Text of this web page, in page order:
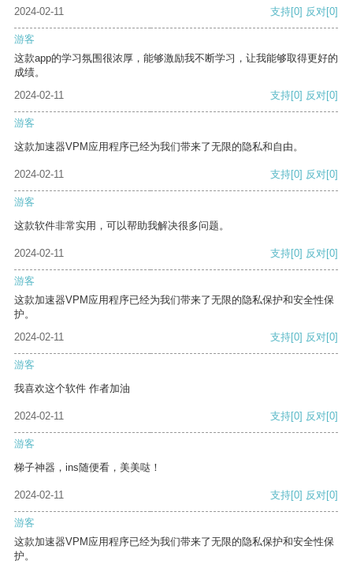
2024-02-11 支持[0] 反对[0]
游客
这款app的学习氛围很浓厚，能够激励我不断学习，让我能够取得更好的
成绩。
2024-02-11
支持[0] 反对[0]
游客
这款加速器VPM应用程序已经为我们带来了无限的隐私和自由。
2024-02-11 支持[0] 反对[0]
游客
这款软件非常实用，可以帮助我解决很多问题。
2024-02-11 支持[0] 反对[0]
游客
这款加速器VPM应用程序已经为我们带来了无限的隐私保护和安全性保
护。
2024-02-11
支持[0] 反对[0]
游客
我喜欢这个软件 作者加油
2024-02-11 支持[0] 反对[0]
游客
梯子神器，ins随便看，美美哒！
2024-02-11 支持[0] 反对[0]
游客
这款加速器VPM应用程序已经为我们带来了无限的隐私保护和安全性保
护。